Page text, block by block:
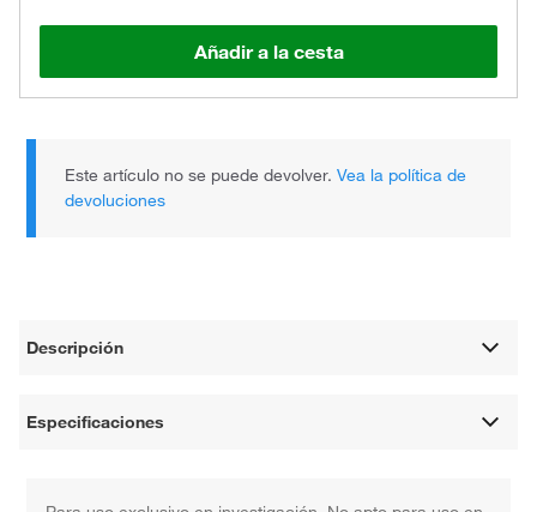
Añadir a la cesta
Este artículo no se puede devolver.Vea la política de
devoluciones
Descripción
Especificaciones